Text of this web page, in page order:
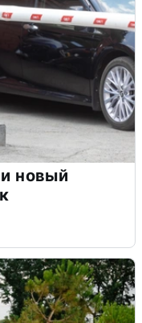
новый